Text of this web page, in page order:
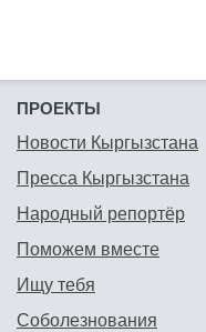
ПРОЕКТЫ
Новости Кыргызстана
Пресса Кыргызстана
Народный репортёр
Поможем вместе
Ищу тебя
Соболезнования